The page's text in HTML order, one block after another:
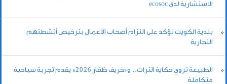
الاستشارية لدى ecosoc
بلدية الكويت تؤكد على التزام أصحاب الأعمال بترخيص أنشطتهم
التجارية
الطبيعة تروي حكاية التراث.. و«خريف ظفار 2026» يقدم تجربة سياحية
متكاملة